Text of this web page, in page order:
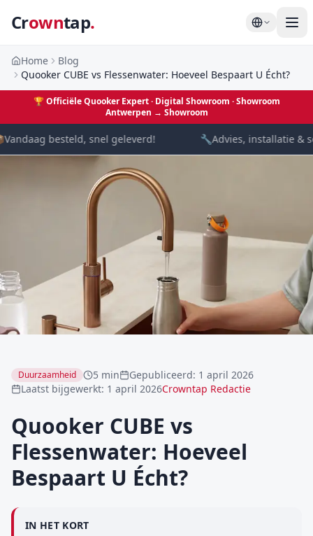
Crowntap.
Home
Blog
Quooker CUBE vs Flessenwater: Hoeveel Bespaart U Écht?
🏆 Officiële Quooker Expert · Digital Showroom · Showroom
Antwerpen → Showroom
Vandaag besteld, snel geleverd! 🔧Advies, installatie &
Duurzaamheid 5 min Gepubliceerd: 1 april 2026
Laatst bijgewerkt: 1 april 2026Crowntap Redactie
Quooker CUBE vs
Flessenwater: Hoeveel
Bespaart U Écht?
IN HET KORT